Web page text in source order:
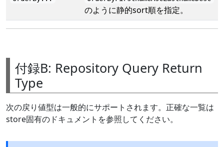
のように静的sort順を指定。
付録B: Repository Query Return
Type
次の戻り値型は一般的にサポートされます。正確な一覧は
store固有のドキュメントを参照してください。